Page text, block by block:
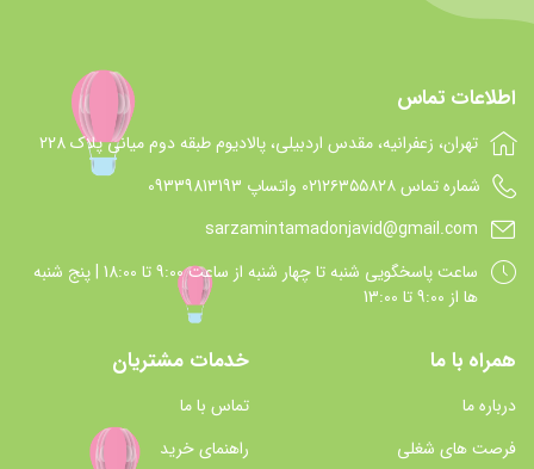
اطلاعات تماس
تهران، زعفرانیه، مقدس اردبیلی، پالادیوم طبقه دوم میانی پلاک 228
شماره تماس 021۲۶۳۵۵۸۲۸ واتساپ 09339813193
sarzamintamadonjavid@gmail.com
ساعت پاسخگويي شنبه تا چهار شنبه از ساعت 9:00 تا 18:00 | پنج شنبه
ها از 9:00 تا 13:00
همراه با ما
درباره ما
فرصت های شغلی
خدمات مشتریان
تماس با ما
راهنمای خرید